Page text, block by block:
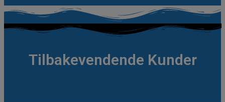
Tilbakevendende Kunder